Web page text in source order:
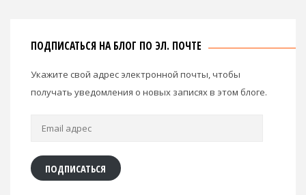
ПОДПИСАТЬСЯ НА БЛОГ ПО ЭЛ. ПОЧТЕ
Укажите свой адрес электронной почты, чтобы
получать уведомления о новых записях в этом блоге.
Email
ПОДПИСАТЬСЯ